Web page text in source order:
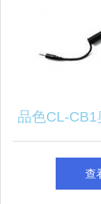
品色CL-
门连接线 摄
查